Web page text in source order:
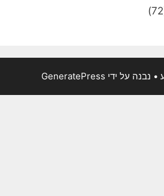
ידיGeneratePress